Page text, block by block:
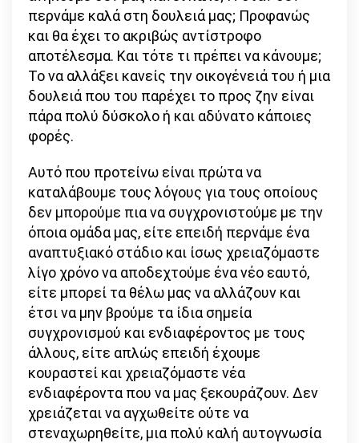
περνάμε καλά στη δουλειά μας; Προφανώς
και θα έχει το ακριβώς αντίστροφο
αποτέλεσμα. Και τότε τι πρέπει να κάνουμε;
Το να αλλάξει κανείς την οικογένειά του ή μια
δουλειά που του παρέχει το προς ζην είναι
πάρα πολύ δύσκολο ή και αδύνατο κάποιες
φορές.
Αυτό που προτείνω είναι πρώτα να
καταλάβουμε τους λόγους για τους οποίους
δεν μπορούμε πια να συγχρονιστούμε με την
όποια ομάδα μας, είτε επειδή περνάμε ένα
αναπτυξιακό στάδιο και ίσως χρειαζόμαστε
λίγο χρόνο να αποδεχτούμε ένα νέο εαυτό,
είτε μπορεί τα θέλω μας να αλλάζουν και
έτσι να μην βρούμε τα ίδια σημεία
συγχρονισμού και ενδιαφέροντος με τους
άλλους, είτε απλώς επειδή έχουμε
κουραστεί και χρειαζόμαστε νέα
ενδιαφέροντα που να μας ξεκουράζουν. Δεν
χρειάζεται να αγχωθείτε ούτε να
στεναχωρηθείτε, μια πολύ καλή αυτογνωσία